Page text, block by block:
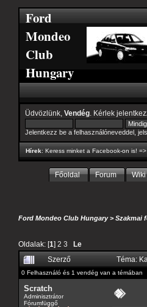
Ford
Mondeo
Club
Hungary
Üdvözlünk, Vendég . Kérlek
Jelentkezz be a felhasználóneveddel,
Hírek: Keress minket a Facebook-on is! =>
Főoldal Forum Wiki
Ford Mondeo Club Hungary>Szakmai
Oldalak: [1] 2 3
Le
Szerző
Téma:
0 Felhasználó és 1 vendég van a témában
Scratch
Adminisztrátor
Fórumfüggő